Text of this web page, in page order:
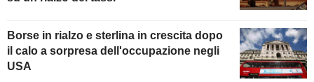
Borse in rialzo e sterlina in crescita dopo
il calo a sorpresa dell'occupazione negli
USA